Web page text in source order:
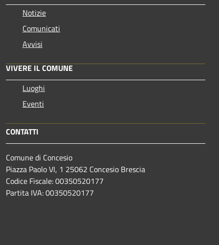
Notizie
Comunicati
Avvisi
VIVERE IL COMUNE
Luoghi
Eventi
CONTATTI
Comune di Concesio
Piazza Paolo VI, 1 25062 Concesio Brescia
Codice Fiscale: 00350520177
Partita IVA: 00350520177